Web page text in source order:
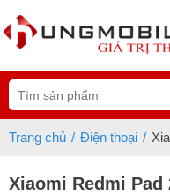
Trang chủ Điện thoại
Xiaomi Redmi Pad